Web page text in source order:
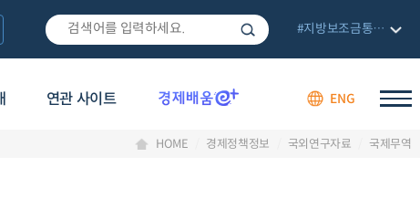
연관 사이트 ENG
#지방보조금통합관리망
HOME 경제정책정보 국외연구자료 국제무역